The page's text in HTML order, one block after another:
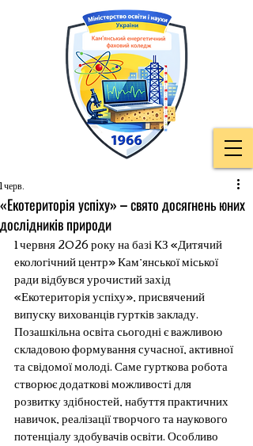
«Екотериторія успіху» – свято досягнень юних
дослідників природи
1 черв.
1 червня 2026 року на базі КЗ «Дитячий
екологічний центр» Кам’янської міської
ради відбувся урочистий захід
«Екотериторія успіху», присвячений
випуску вихованців гуртків закладу.
Позашкільна освіта сьогодні є важливою
складовою формування сучасної, активної
та свідомої молоді. Саме гурткова робота
створює додаткові можливості для
розвитку здібностей, набуття практичних
навичок, реалізації творчого та наукового
потенціалу здобувачів освіти. Особливо